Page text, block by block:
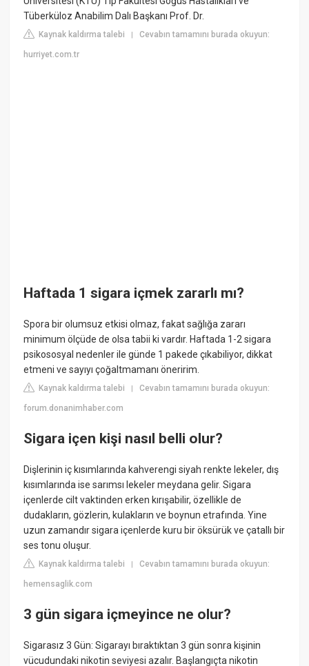
Tüberküloz Anabilim Dalı Başkanı Prof. Dr.
Kaynak kaldırma talebi |Cevabın tamamını burada okuyun:
hurriyet.com.tr
Haftada 1 sigara içmek zararlı mı?
Spora bir olumsuz etkisi olmaz, fakat sağlığa zararı
minimum ölçüde de olsa tabii ki vardır. Haftada 1-2 sigara
psikososyal nedenler ile günde 1 pakede çıkabiliyor, dikkat
etmeni ve sayıyı çoğaltmamanı öneririm.
Kaynak kaldırma talebi |Cevabın tamamını burada okuyun:
forum.donanimhaber.com
Sigara içen kişi nasıl belli olur?
Dişlerinin iç kısımlarında kahverengi siyah renkte lekeler, dış
kısımlarında ise sarımsı lekeler meydana gelir. Sigara
içenlerde cilt vaktinden erken kırışabilir, özellikle de
dudakların, gözlerin, kulakların ve boynun etrafında. Yine
uzun zamandır sigara içenlerde kuru bir öksürük ve çatallı bir
ses tonu oluşur.
Kaynak kaldırma talebi |Cevabın tamamını burada okuyun:
hemensaglik.com
3 gün sigara içmeyince ne olur?
Sigarasız 3 Gün: Sigarayı bıraktıktan 3 gün sonra kişinin
vücudundaki nikotin seviyesi azalır. Başlangıçta nikotin